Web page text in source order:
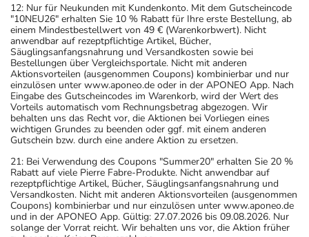
12: Nur für Neukunden mit Kundenkonto. Mit dem Gutscheincode
"10NEU26" erhalten Sie 10 % Rabatt für Ihre erste Bestellung, ab
einem Mindestbestellwert von 49 € (Warenkorbwert). Nicht
anwendbar auf rezeptpflichtige Artikel, Bücher,
Säuglingsanfangsnahrung und Versandkosten sowie bei
Bestellungen über Vergleichsportale. Nicht mit anderen
Aktionsvorteilen (ausgenommen Coupons) kombinierbar und nur
einzulösen unter www.aponeo.de oder in der APONEO App. Nach
Eingabe des Gutscheincodes im Warenkorb, wird der Wert des
Vorteils automatisch vom Rechnungsbetrag abgezogen. Wir
behalten uns das Recht vor, die Aktionen bei Vorliegen eines
wichtigen Grundes zu beenden oder ggf. mit einem anderen
Gutschein bzw. durch eine andere Aktion zu ersetzen.
21: Bei Verwendung des Coupons "Summer20" erhalten Sie 20 %
Rabatt auf viele Pierre Fabre-Produkte. Nicht anwendbar auf
rezeptpflichtige Artikel, Bücher, Säuglingsanfangsnahrung und
Versandkosten. Nicht mit anderen Aktionsvorteilen (ausgenommen
Coupons) kombinierbar und nur einzulösen unter www.aponeo.de
und in der APONEO App. Gültig: 27.07.2026 bis 09.08.2026. Nur
solange der Vorrat reicht. Wir behalten uns vor, die Aktion früher